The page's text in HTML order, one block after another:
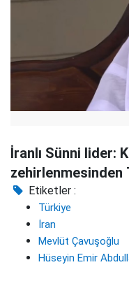
İranlı Sünni lider:
zehirlenmesinden
Etiketler :
Türkiye
İran
Mevlüt Çavuşoğlu
Hüseyin Emir